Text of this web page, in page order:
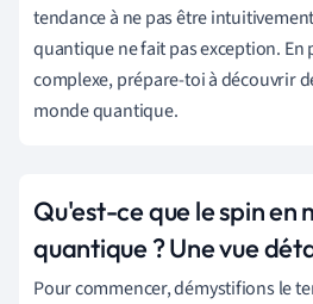
tendance à ne pas être
quantique ne fait pas exception. En
complexe, prépare-toi à découvrir
monde quantique.
Qu'est-ce que le spin en
quantique ? Une vue
Pour commencer, démystifions le